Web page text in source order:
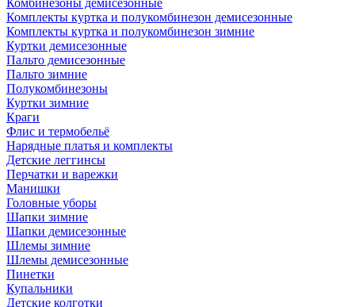
Комбинезоны демисезонные
Комплекты куртка и полукомбинезон демисезонные
Комплекты куртка и полукомбинезон зимние
Куртки демисезонные
Пальто демисезонные
Пальто зимние
Полукомбинезоны
Куртки зимние
Краги
Флис и термобельё
Нарядные платья и комплекты
Детские леггинсы
Перчатки и варежки
Манишки
Головные уборы
Шапки зимние
Шапки демисезонные
Шлемы зимние
Шлемы демисезонные
Пинетки
Купальники
Детские колготки